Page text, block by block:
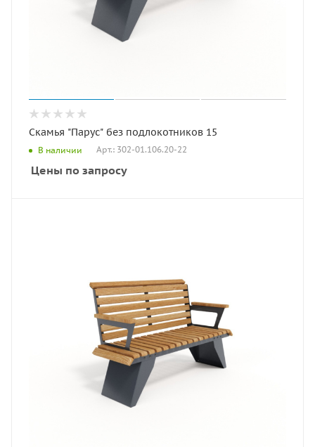
Скамья "Парус" без подлокотников 15
В наличии Арт.: 302-01.106.20-22
Цены по запросу